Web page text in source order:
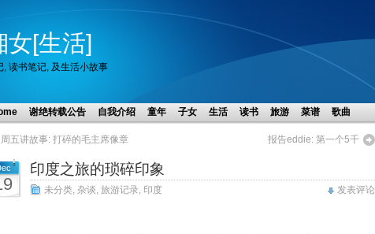
女[生活]
, 读书笔记, 及生活小故事
谢绝转载公告 自我介绍 童年 子女 生活 读书 旅游 菜谱 歌曲
周五讲故事: 打碎的毛主席像章 报告eddie: 第一个5千
印度之旅的琐碎印象
未分类 杂谈 旅游记录 印度 发表评论